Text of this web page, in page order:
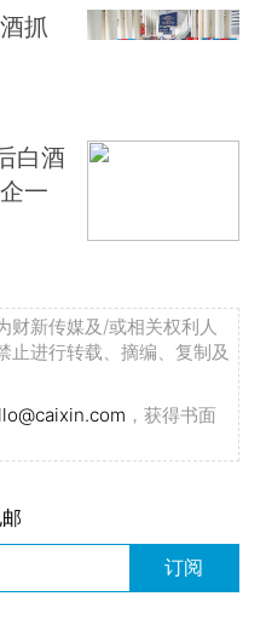
抓
白酒
一
财新传媒及/或相关权利人
止进行转载、摘编、复制及
，获得书面
订阅